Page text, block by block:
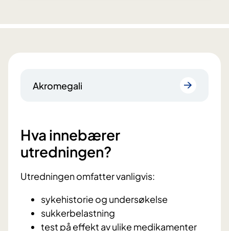
Akromegali
Hva innebærer
utredningen?
Utredningen omfatter vanligvis:
sykehistorie og undersøkelse
sukkerbelastning
test på effekt av ulike medikamenter